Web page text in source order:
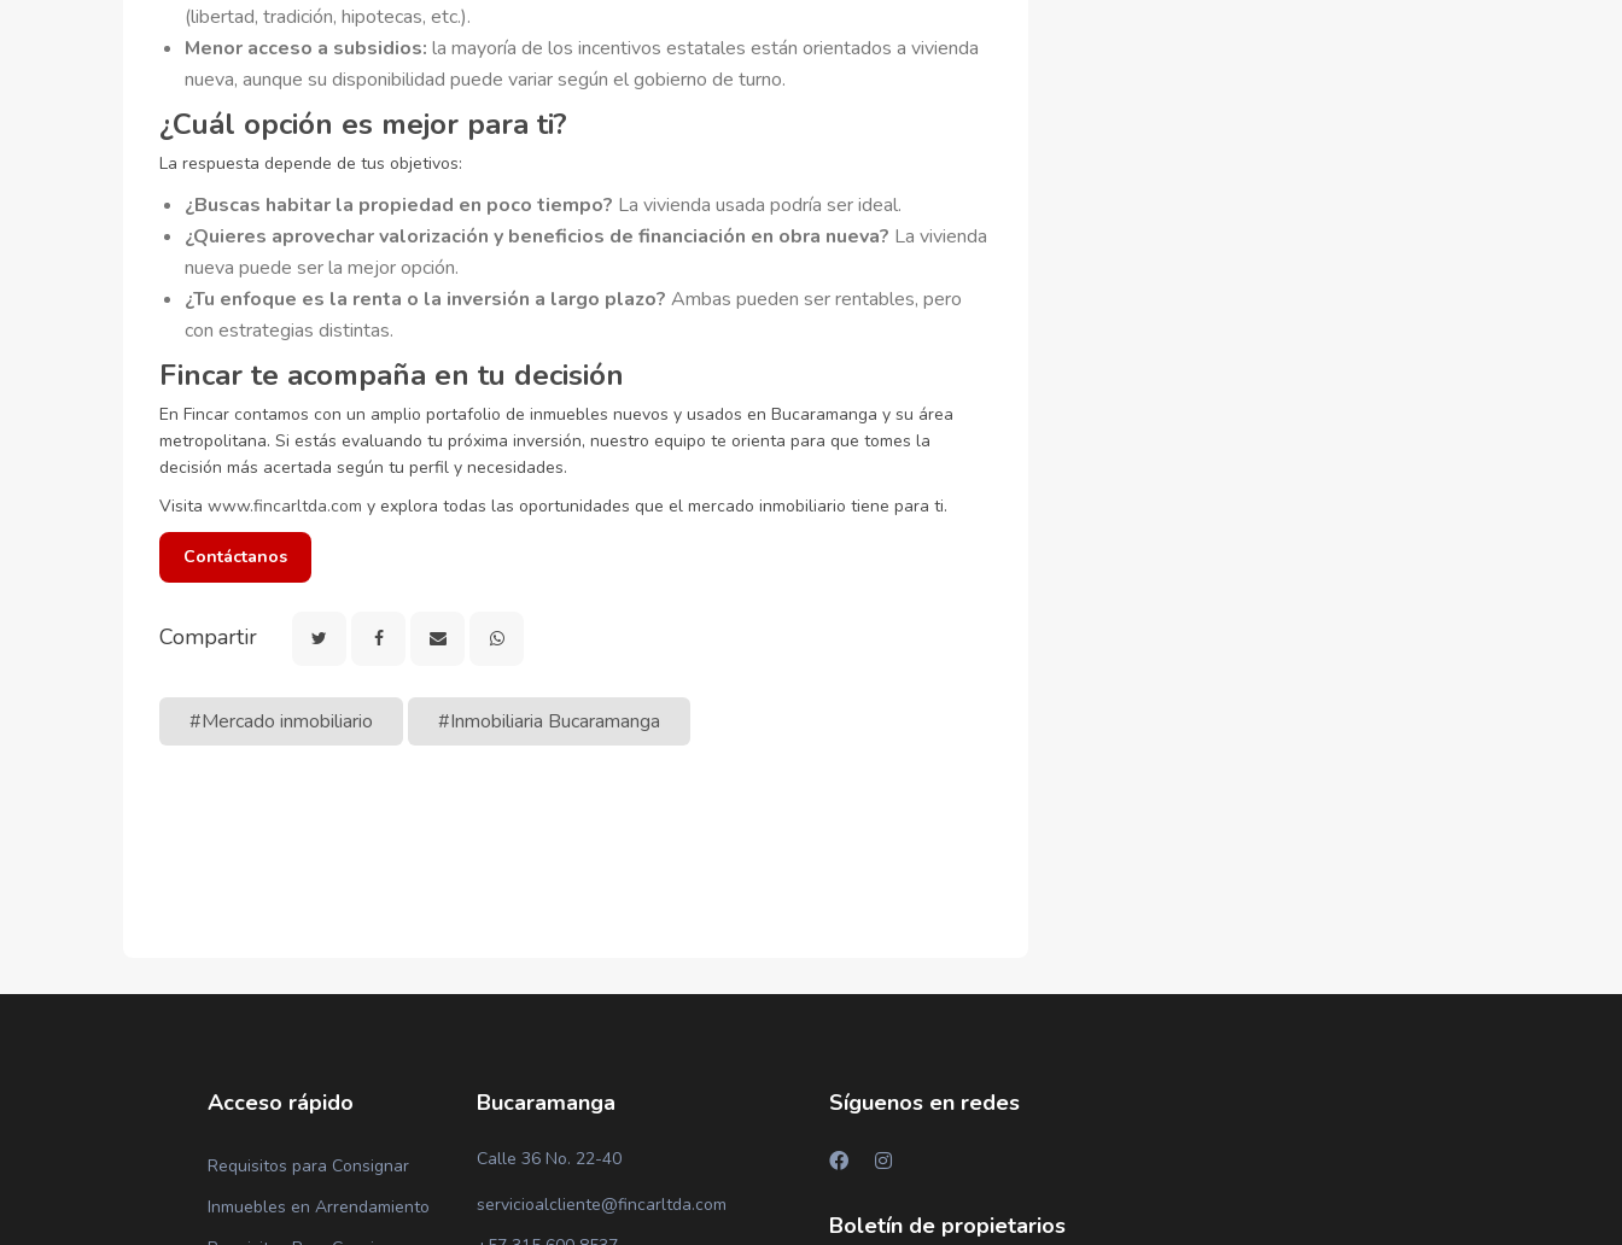
(libertad, tradición, hipotecas, etc.).
Menor acceso a subsidios: la mayoría de los incentivos estatales están orientados a vivienda
nueva, aunque su disponibilidad puede variar según el gobierno de turno.
¿Cuál opción es mejor para ti?
La respuesta depende de tus objetivos:
¿Buscas habitar la propiedad en poco tiempo? La vivienda usada podría ser ideal.
¿Quieres aprovechar valorización y beneficios de financiación en obra nueva? La vivienda
nueva puede ser la mejor opción.
¿Tu enfoque es la renta o la inversión a largo plazo? Ambas pueden ser rentables, pero
con estrategias distintas.
Fincar te acompaña en tu decisión
En Fincar contamos con un amplio portafolio de inmuebles nuevos y usados en Bucaramanga y su área
metropolitana. Si estás evaluando tu próxima inversión, nuestro equipo te orienta para que tomes la
decisión más acertada según tu perfil y necesidades.
Visita www.fincarltda.com y explora todas las oportunidades que el mercado inmobiliario tiene para ti.
Contáctanos
Compartir
#Mercado inmobiliario #Inmobiliaria Bucaramanga
Acceso rápido
Requisitos para Consignar
Inmuebles en Arrendamiento
Bucaramanga
Calle 36 No. 22-40
servicioalcliente@fincarltda.com
Síguenos en redes
Boletín de propietarios